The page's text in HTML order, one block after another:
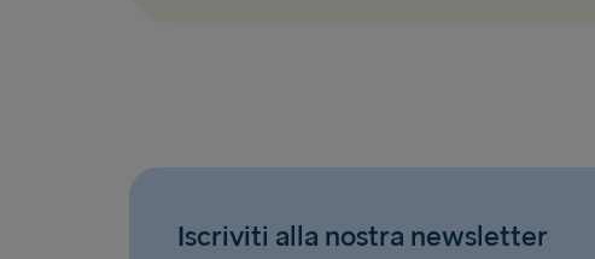
Iscriviti alla nostra newsletter